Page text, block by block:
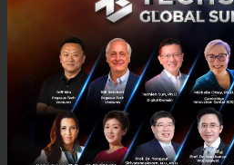
Sustainable Focus green data
cloud-computing